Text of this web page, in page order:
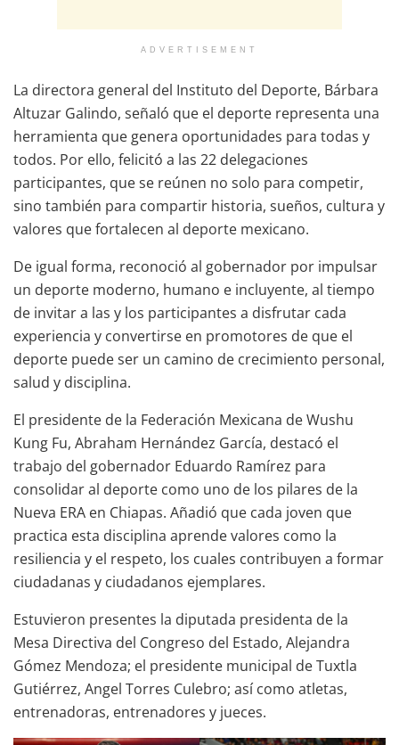
ADVERTISEMENT
La directora general del Instituto del Deporte, Bárbara
Altuzar Galindo, señaló que el deporte representa una
herramienta que genera oportunidades para todas y
todos. Por ello, felicitó a las 22 delegaciones
participantes, que se reúnen no solo para competir,
sino también para compartir historia, sueños, cultura y
valores que fortalecen al deporte mexicano.
De igual forma, reconoció al gobernador por impulsar
un deporte moderno, humano e incluyente, al tiempo
de invitar a las y los participantes a disfrutar cada
experiencia y convertirse en promotores de que el
deporte puede ser un camino de crecimiento personal,
salud y disciplina.
El presidente de la Federación Mexicana de Wushu
Kung Fu, Abraham Hernández García, destacó el
trabajo del gobernador Eduardo Ramírez para
consolidar al deporte como uno de los pilares de la
Nueva ERA en Chiapas. Añadió que cada joven que
practica esta disciplina aprende valores como la
resiliencia y el respeto, los cuales contribuyen a formar
ciudadanas y ciudadanos ejemplares.
Estuvieron presentes la diputada presidenta de la
Mesa Directiva del Congreso del Estado, Alejandra
Gómez Mendoza; el presidente municipal de Tuxtla
Gutiérrez, Angel Torres Culebro; así como atletas,
entrenadoras, entrenadores y jueces.